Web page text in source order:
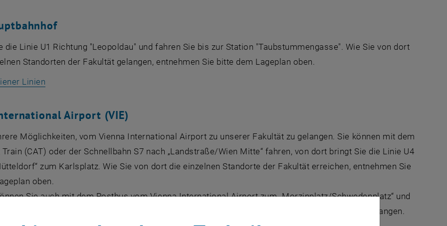
die Linie U1 Richtung "Leopoldau" und fahren Sie bis zur Station "Taubstummengasse". Wie Sie von dort
Standorten der Fakultät gelangen, entnehmen Sie bitte dem Lageplan oben.
Linien
Airport (VIE)
Möglichkeiten, vom Vienna International Airport zu unserer Fakultät zu gelangen. Sie können mit dem
(CAT) oder der Schnellbahn S7 nach „Landstraße/Wien Mitte“ fahren, von dort bringt Sie die Linie U4
zum Karlsplatz. Wie Sie von dort die einzelnen Standorte der Fakultät erreichen, entnehmen Sie
oben.
Sie auch mit dem Postbus vom Vienna International Airport zum „Morzinplatz/Schwedenplatz“ und
der Linie U1 Richtung „Reumannplatz“ zum Karlsplatz bzw. zur Station „Taubstummengasse“ gelangen.